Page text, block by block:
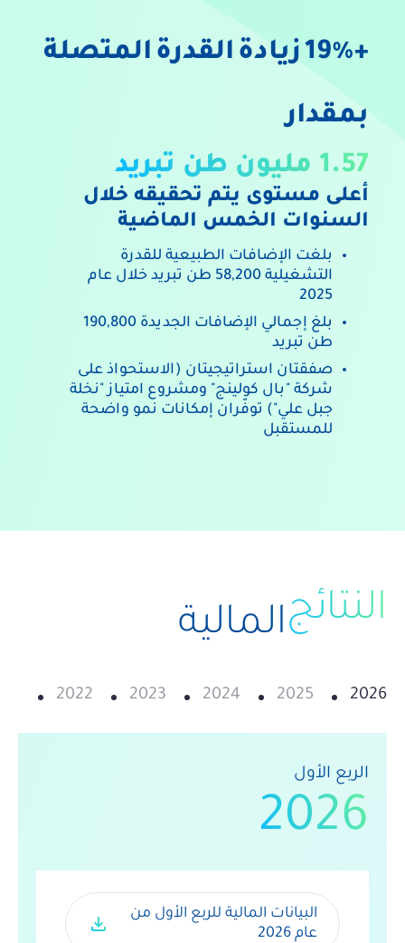
+19% زيادة القدرة المتصلة
بمقدار
1.57 مليون طن تبريد
أعلى مستوى يتم تحقيقه خلال
السنوات الخمس الماضية
بلغت الإضافات الطبيعية للقدرة
التشغيلية 58,200 طن تبريد خلال عام
2025
بلغ إجمالي الإضافات الجديدة 190,800
طن تبريد
صفقتان استراتيجيتان (الاستحواذ على
شركة "بال كولينج" ومشروع امتياز "نخلة
جبل علي") توفّران إمكانات نمو واضحة
للمستقبل
النتائجالمالية
2026
2025
2024
2023
2022
الربع الأول
2026
عام 2026
download